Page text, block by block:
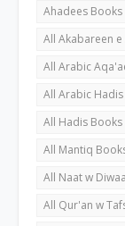
Ahadees Books
All Akabareen
All Arabic
All Arabic
All Hadis Books
All Mantiq
All Naat w
All Qur'an w